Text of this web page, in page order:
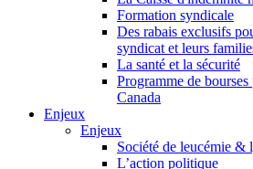
Formation syndicale
Des rabais exclusifs
syndicat et leurs
La santé et la sécurité
Programme de
Canada
Enjeux
Enjeux
Société de leucémie &
L’action politique